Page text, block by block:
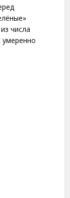
числа
умеренно